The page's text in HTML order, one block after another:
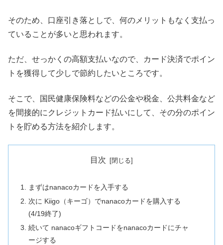
そのため、口座引き落としで、何のメリットもなく支払っ
ていることが多いと思われます。
ただ、せっかくの高額支払いなので、カード決済でポイン
トを獲得して少しで節約したいところです。
そこで、国民健康保険料などの公金や税金、公共料金など
を間接的にクレジットカード払いにして、その分のポイン
トを貯める方法を紹介します。
目次
まずはnanacoカードを入手する
次に Kiigo（キーゴ）でnanacoカードを購入する
(4/19終了)
続いて nanacoギフトコードをnanacoカードにチャ
ージする